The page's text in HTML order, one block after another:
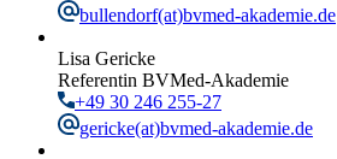
bullendorf(at)bvmed-akademie.de
Lisa Gericke
Referentin BVMed-Akademie
+49 30 246 255-27
gericke(at)bvmed-akademie.de